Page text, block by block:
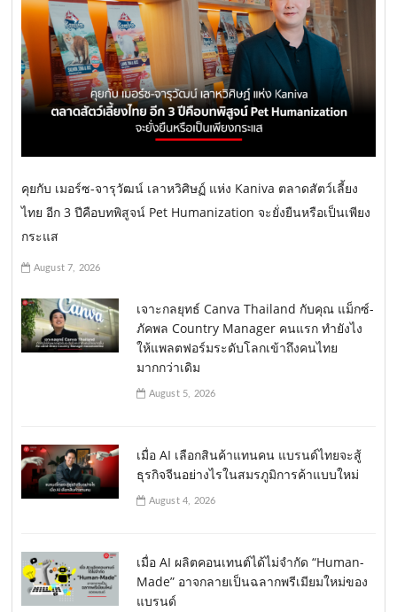
คุยกับ เมอร์ซ-จารุวัฒน์ เลาหวิศิษฏ์ แห่ง Kaniva ตลาดสัตว์เลี้ยง
ไทย อีก 3 ปีคือบทพิสูจน์ Pet Humanization จะยั่งยืนหรือเป็นเพียง
กระแส
August 7, 2026
เจาะกลยุทธ์ Canva Thailand กับคุณ แม็กซ์-
ภัคพล Country Manager คนแรก ทำยังไง
ให้แพลตฟอร์มระดับโลกเข้าถึงคนไทย
มากกว่าเดิม
August 5, 2026
เมื่อ AI เลือกสินค้าแทนคน แบรนด์ไทยจะสู้
ธุรกิจจีนอย่างไรในสมรภูมิการค้าแบบใหม่
August 4, 2026
เมื่อ AI ผลิตคอนเทนต์ได้ไม่จำกัด “Human-
Made” อาจกลายเป็นฉลากพรีเมียมใหม่ของ
แบรนด์